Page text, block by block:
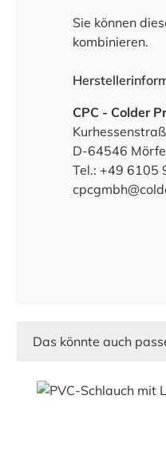
Sie können
kombinieren.
CPC - Colder
D-64546
Tel.: +49 6105
Das könnte auch
Produktgalerie